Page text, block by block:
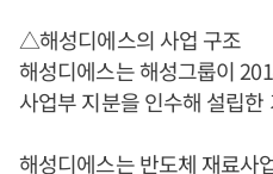
△해성디에스의 사업 구조
해성디에스는 해성그룹이
사업부 지분을 인수해 설립한
해성디에스는 반도체 재료사